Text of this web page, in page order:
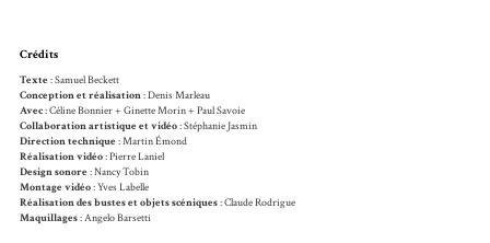
Crédits
Texte : Samuel Beckett
Conception et réalisation: Denis Marleau
Avec: Céline Bonnier + Ginette Morin + Paul Savoie
Collaboration artistique et vidéo: Stéphanie Jasmin
Direction technique : Martin Émond
Réalisation vidéo: Pierre Laniel
Design sonore : Nancy Tobin
Montage vidéo: Yves Labelle
Réalisation des bustes et objets scéniques: Claude Rodrigue
Maquillages: Angelo Barsetti